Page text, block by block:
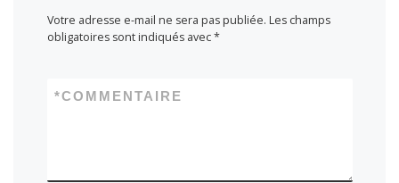
Votre adresse e-mail ne sera pas publiée. Les champs
obligatoires sont indiqués avec*
COMMENTAIRE
*